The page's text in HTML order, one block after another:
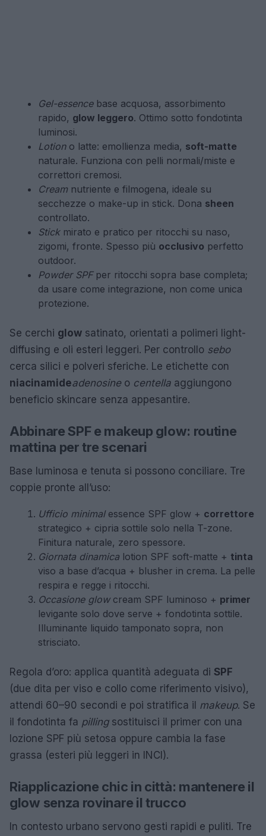
Gel-essencebase acquosa, assorbimento
rapido, glow leggero. Ottimo sotto fondotinta
luminosi.
Lotiono latte: emollienza media, soft-matte
naturale. Funziona con pelli normali/miste e
correttori cremosi.
Cream nutriente e filmogena, ideale su
secchezze o make-up in stick. Dona sheen
controllato.
Stickmirato e pratico per ritocchi su naso,
zigomi, fronte. Spesso più occlusivo perfetto
outdoor.
Powder SPFper ritocchi sopra base completa;
da usare come integrazione, non come unica
protezione.
Se cerchi glow satinato, orientati a polimeri light-
diffusing e oli esteri leggeri. Per controllo sebo
cerca silici e polveri sferiche. Le etichette con
niacinamideadenosineo centella aggiungono
beneficio skincare senza appesantire.
Abbinare SPF e makeup glow: routine
mattina per tre scenari
Base luminosa e tenuta si possono conciliare. Tre
coppie pronte all’uso:
Ufficio minimalessence SPF glow + correttore
strategico + cipria sottile solo nella T-zone.
Finitura naturale, zero spessore.
Giornata dinamica lotion SPF soft-matte + tinta
viso a base d’acqua + blusher in crema. La pelle
respira e regge i ritocchi.
Occasione glowcream SPF luminoso + primer
levigante solo dove serve + fondotinta sottile.
Illuminante liquido tamponato sopra, non
strisciato.
Regola d’oro: applica quantità adeguata di SPF
(due dita per viso e collo come riferimento visivo),
attendi 60–90 secondi e poi stratifica il makeup. Se
il fondotinta fa pillingsostituisci il primer con una
lozione SPF più setosa oppure cambia la fase
grassa (esteri più leggeri in INCI).
Riapplicazione chic in città: mantenere il
glow senza rovinare il trucco
In contesto urbano servono gesti rapidi e puliti. Tre